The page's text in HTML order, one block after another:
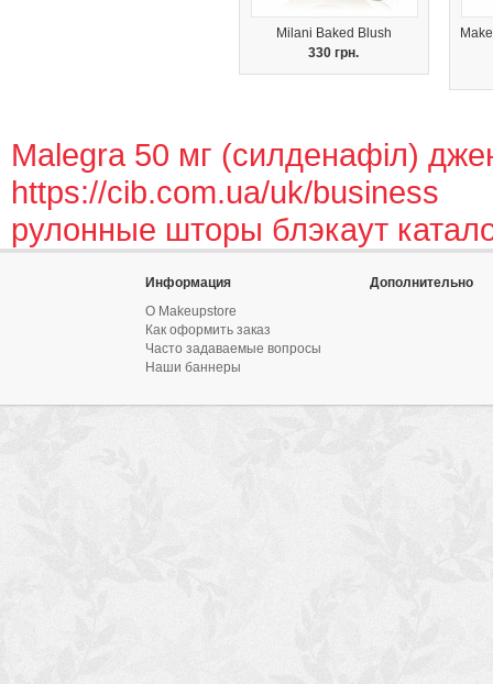
Milani Baked Blush
330 грн.
Malegra 50 мг (силденафіл)
https://cib.com.ua/uk/business
рулонные шторы блэкаут
Информация
О Makeupstore
Как оформить заказ
Часто задаваемые вопросы
Наши баннеры
Дополнительно